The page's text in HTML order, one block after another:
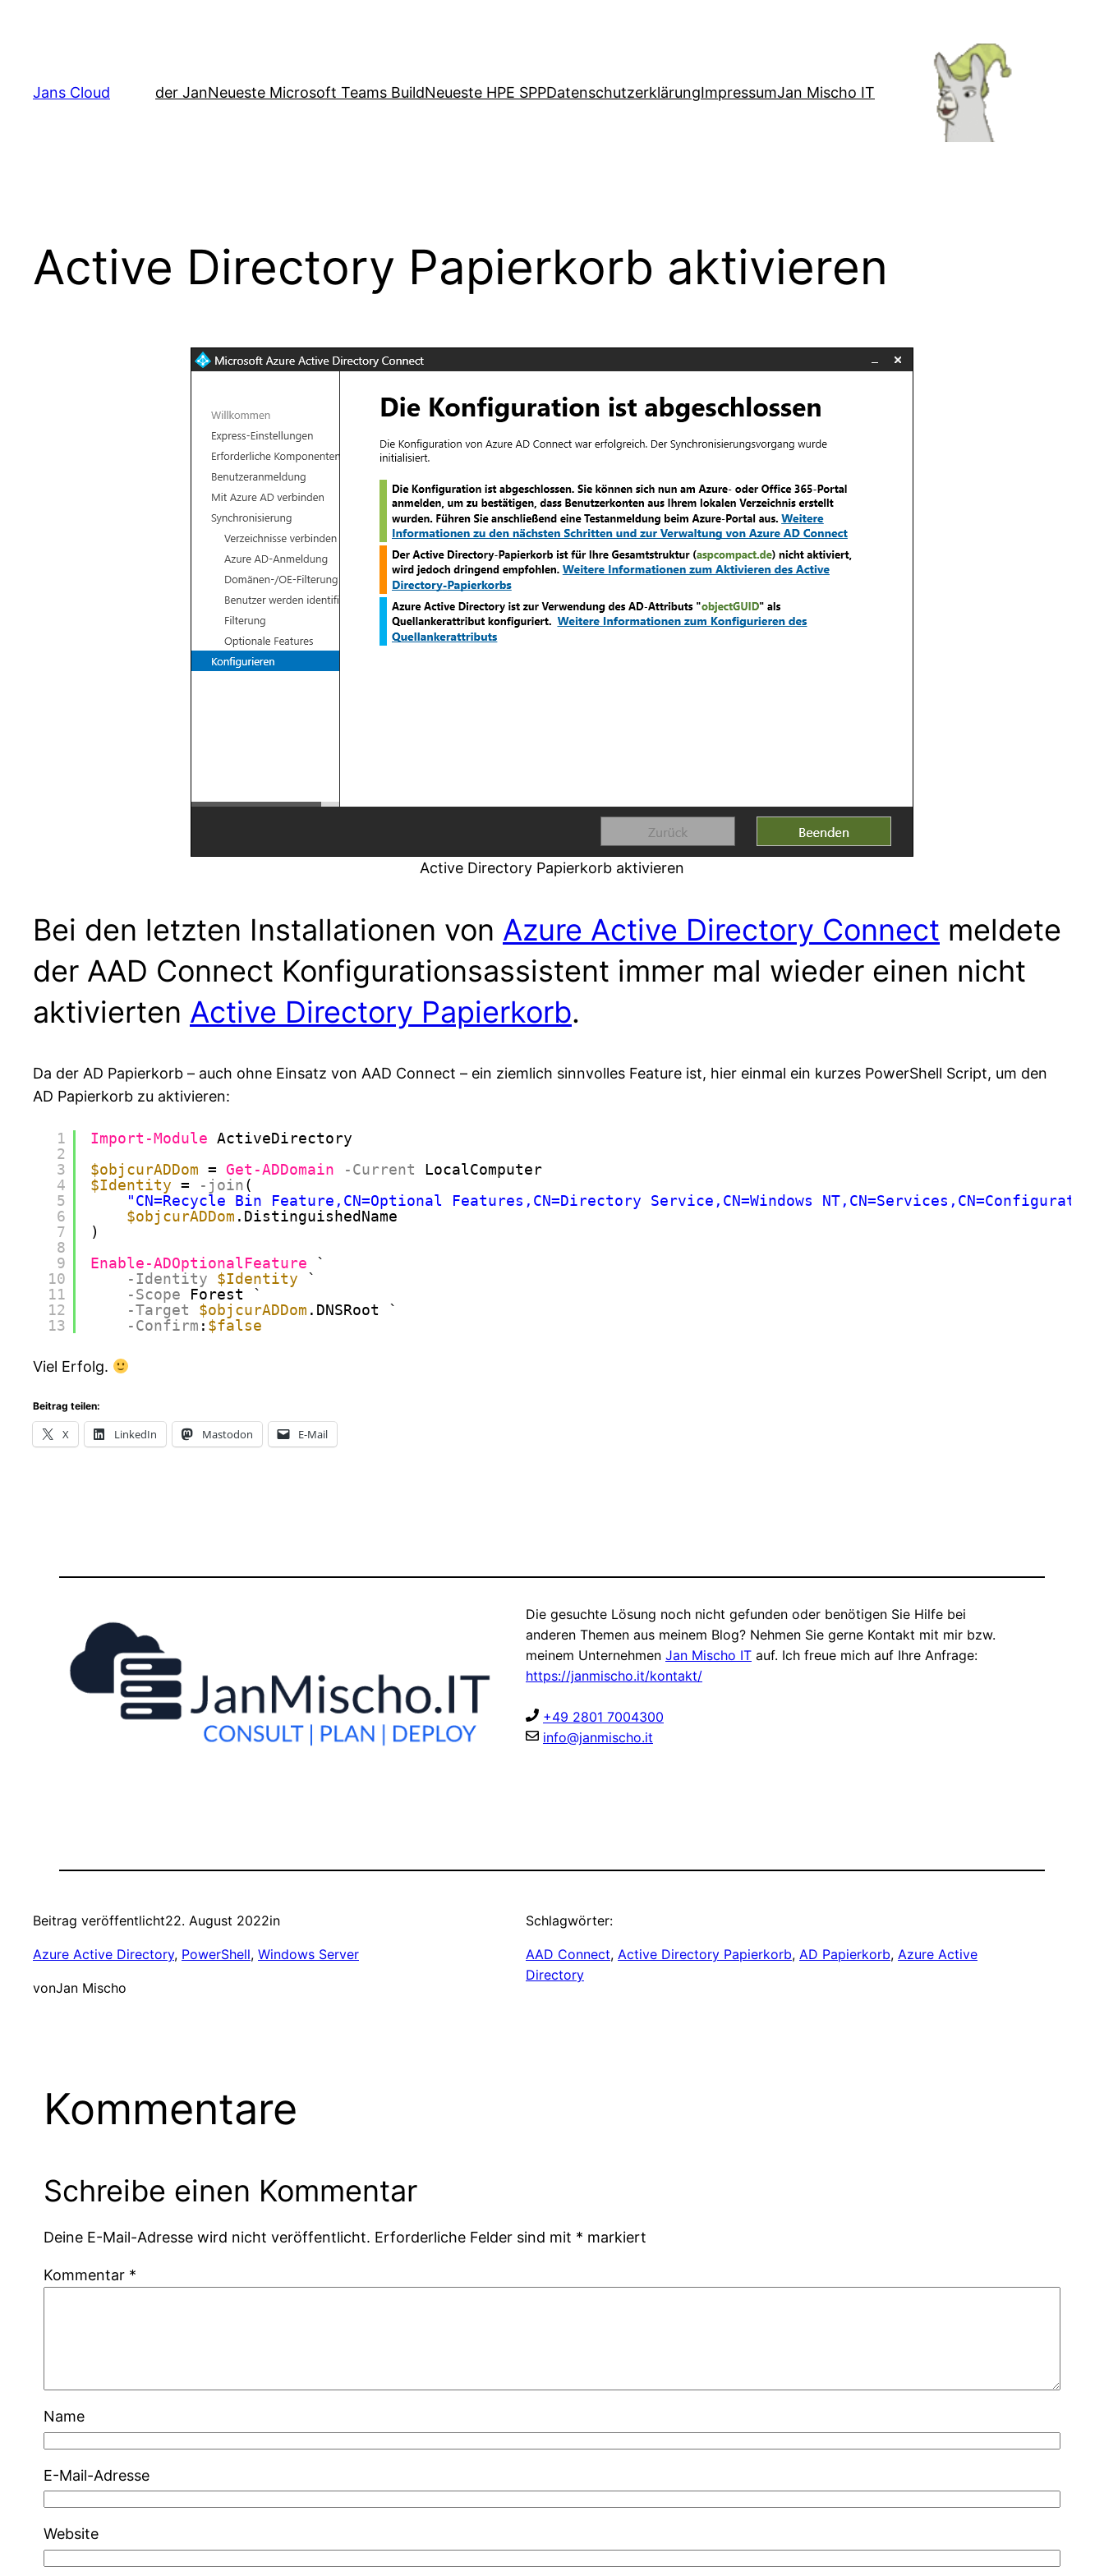
Jans Cloud
der JanNeueste Microsoft Teams BuildNeueste HPE SPPDatenschutzerklärungImpressumJan Mischo IT
Active Directory Papierkorb aktivieren
Active Directory Papierkorb aktivieren
Bei den letzten Installationen von Azure Active Directory Connect meldete
der AAD Connect Konfigurationsassistent immer mal wieder einen nicht
aktivierten Active Directory Papierkorb.
Da der AD Papierkorb – auch ohne Einsatz von AAD Connect – ein ziemlich sinnvolles Feature ist, hier einmal ein kurzes PowerShell Script, um den
AD Papierkorb zu aktivieren:
1
2
3
4
5
6
7
8
9
10
11
12
13
Import-Module ActiveDirectory
$objcurADDom = Get-ADDomain -Current
LocalComputer
$Identity = -join(
"CN=Recycle Bin Feature,CN=Optional Features,CN=Directory Service,CN=Windows
$objcurADDom .DistinguishedName
)
Enable-ADOptionalFeature
`
-Identity
$Identity
`
-Scope
Forest `
-Target
$objcurADDom .DNSRoot `
-Confirm : $false
Viel Erfolg.
Beitrag teilen:
X LinkedIn Mastodon E-Mail
Die gesuchte Lösung noch nicht gefunden oder benötigen Sie Hilfe bei
anderen Themen aus meinem Blog? Nehmen Sie gerne Kontakt mit mir bzw.
meinem Unternehmen Jan Mischo IT auf. Ich freue mich auf Ihre Anfrage:
https://janmischo.it/kontakt/
+49 2801 7004300
info@janmischo.it
Beitrag veröffentlicht22. August 2022in
Azure Active Directory, PowerShell, Windows Server
vonJan Mischo
Schlagwörter:
AAD Connect, Active Directory Papierkorb, AD Papierkorb, Azure Active
Directory
Kommentare
Schreibe einen Kommentar
Deine E-Mail-Adresse wird nicht veröffentlicht. Erforderliche Felder sind mit * markiert
Kommentar *
Name
E-Mail-Adresse
Website